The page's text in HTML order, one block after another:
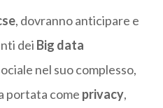
, dovranno anticipare e
dei Big data
nel suo complesso,
portata come privacy,